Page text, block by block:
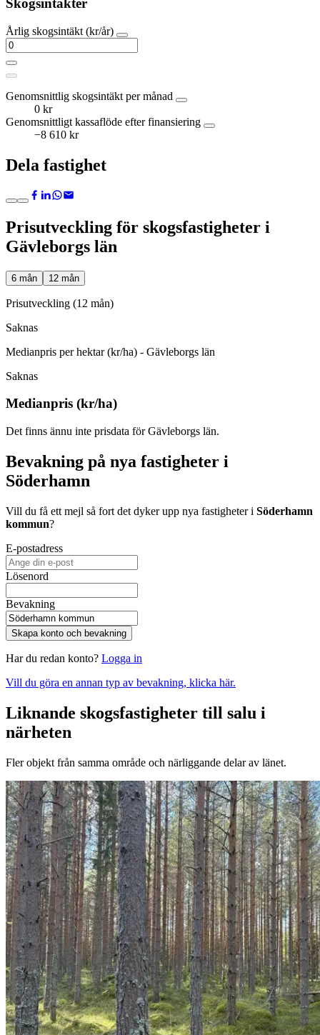
Skogsintäkter
Årlig skogsintäkt (kr/år)
Genomsnittlig skogsintäkt per månad
0 kr
Genomsnittligt kassaflöde efter finansiering
−8 610 kr
Dela fastighet
Prisutveckling för skogsfastigheter i
Gävleborgs län
6 mån 12 mån
Prisutveckling (12 mån)
Saknas
Medianpris per hektar (kr/ha) - Gävleborgs län
Saknas
Medianpris (kr/ha)
Det finns ännu inte prisdata för Gävleborgs län.
Bevakning på nya fastigheter i
Söderhamn
Vill du få ett mejl så fort det dyker upp nya fastigheter i Söderhamn
kommun?
E-postadress
Lösenord
Bevakning
Skapa konto och bevakning
Har du redan konto? Logga in
Vill du göra en annan typ av bevakning, klicka här.
Liknande skogsfastigheter till salu i
närheten
Fler objekt från samma område och närliggande delar av länet.